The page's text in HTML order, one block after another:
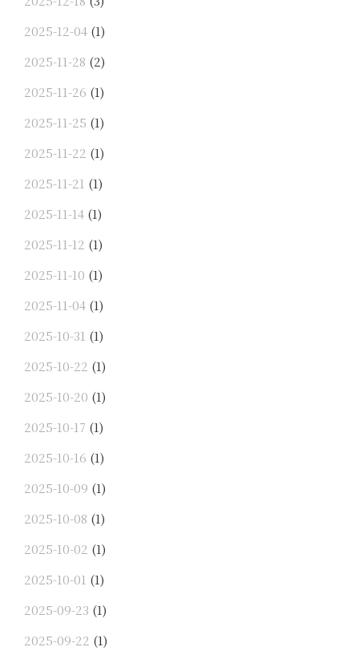
2025-12-04 (1)
2025-11-28 (2)
2025-11-26 (1)
2025-11-25 (1)
2025-11-22 (1)
2025-11-21 (1)
2025-11-14 (1)
2025-11-12 (1)
2025-11-10 (1)
2025-11-04 (1)
2025-10-31 (1)
2025-10-22 (1)
2025-10-20 (1)
2025-10-17 (1)
2025-10-16 (1)
2025-10-09 (1)
2025-10-08 (1)
2025-10-02 (1)
2025-10-01 (1)
2025-09-23 (1)
2025-09-22 (1)